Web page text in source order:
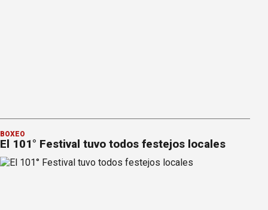
BOXEO
El 101° Festival tuvo todos festejos locales